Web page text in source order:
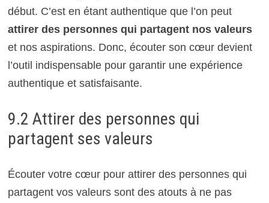
début. C’est en étant authentique que l’on peut
attirer des personnes qui partagent nos valeurs
et nos aspirations. Donc, écouter son cœur devient
l’outil indispensable pour garantir une expérience
authentique et satisfaisante.
9.2 Attirer des personnes qui
partagent ses valeurs
Écouter votre cœur pour attirer des personnes qui
partagent vos valeurs sont des atouts à ne pas